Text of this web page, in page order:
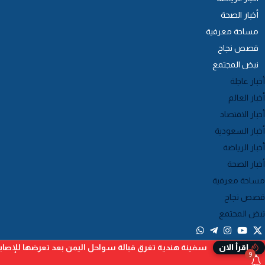
أخبار الصحة
مساحة معرفية
قصص نجاح
نبض المجتمع
أخبار عاجلة
أخبار العالم
أخبار الاقتصاد
أخبار السعودية
أخبار الرياضة
أخبار الصحة
مساحة معرفية
قصص نجاح
نبض المجتمع
إقرأ الان سفينة هندية تغرق قبالة سواحل اليمن بعد تعرضها
9